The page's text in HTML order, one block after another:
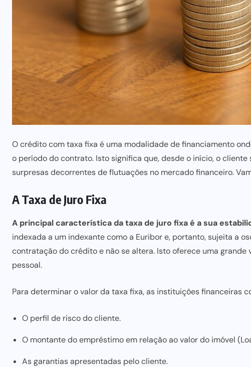
O crédito com taxa fixa é uma modalidade de financiamento
o período do contrato. Isto significa que, desde o início, o
surpresas decorrentes de flutuações no mercado financeiro.
A Taxa de Juro Fixa
A principal característica da taxa de juro fixa é a sua
indexada a um indexante como a Euribor e, portanto, sujeita a
contratação do crédito e não se altera. Isto oferece uma
pessoal.
Para determinar o valor da taxa fixa, as instituições financeiras
O perfil de risco do cliente.
O montante do empréstimo em relação ao valor do imóvel
As garantias apresentadas pelo cliente.